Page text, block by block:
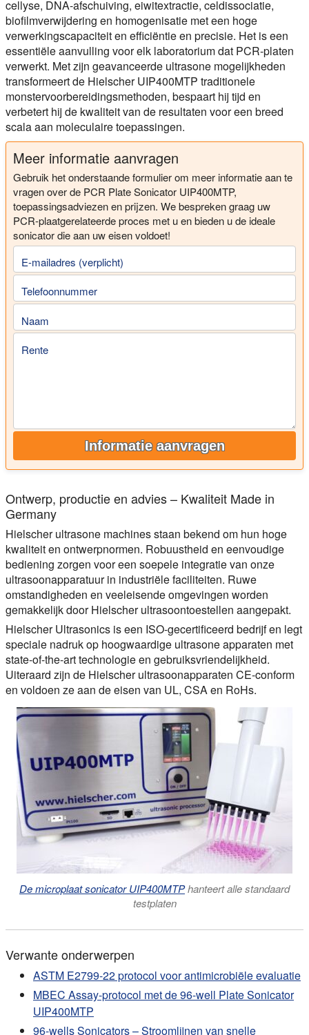
cellyse, DNA-afschuiving, eiwitextractie, celdissociatie,
biofilmverwijdering en homogenisatie met een hoge
verwerkingscapaciteit en efficiëntie en precisie. Het is een
essentiële aanvulling voor elk laboratorium dat PCR-platen
verwerkt. Met zijn geavanceerde ultrasone mogelijkheden
transformeert de Hielscher UIP400MTP traditionele
monstervoorbereidingsmethoden, bespaart hij tijd en
verbetert hij de kwaliteit van de resultaten voor een breed
scala aan moleculaire toepassingen.
Meer informatie aanvragen
Gebruik het onderstaande formulier om meer informatie aan te
vragen over de PCR Plate Sonicator UIP400MTP,
toepassingsadviezen en prijzen. We bespreken graag uw
PCR-plaatgerelateerde proces met u en bieden u de ideale
sonicator die aan uw eisen voldoet!
E-mailadres (verplicht)
Telefoonnummer
Naam
Rente
Informatie aanvragen
Ontwerp, productie en advies – Kwaliteit Made in
Germany
Hielscher ultrasone machines staan bekend om hun hoge
kwaliteit en ontwerpnormen. Robuustheid en eenvoudige
bediening zorgen voor een soepele integratie van onze
ultrasoonapparatuur in industriële faciliteiten. Ruwe
omstandigheden en veeleisende omgevingen worden
gemakkelijk door Hielscher ultrasoontoestellen aangepakt.
Hielscher Ultrasonics is een ISO-gecertificeerd bedrijf en legt
speciale nadruk op hoogwaardige ultrasone apparaten met
state-of-the-art technologie en gebruiksvriendelijkheid.
Uiteraard zijn de Hielscher ultrasoonapparaten CE-conform
en voldoen ze aan de eisen van UL, CSA en RoHs.
De microplaat sonicator UIP400MTPhanteert alle standaard
testplaten
Verwante onderwerpen
ASTM E2799-22 protocol voor antimicrobiële evaluatie
MBEC Assay-protocol met de 96-well Plate Sonicator
UIP400MTP
96-wells Sonicators – Stroomlijnen van snelle